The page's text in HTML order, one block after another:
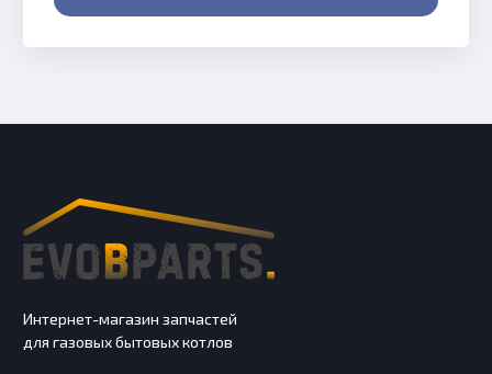
Интернет-магазин запчастей
для газовых бытовых котлов